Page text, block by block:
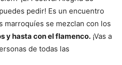
pedir! Es un encuentro
marroquíes se mezclan con los
y hasta con el flamenco. ¡Vas a
de todas las